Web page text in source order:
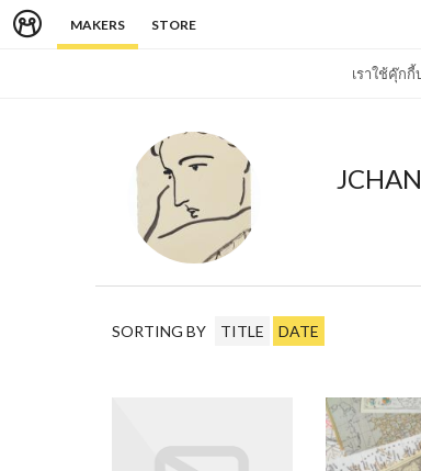
MAKERS STORE
เราใช้คุ๊ก
SORTING BY TITLE DATE